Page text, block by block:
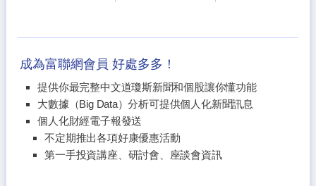
成為富聯網會員 好處多多！
提供你最完整中文道瓊斯新聞和個股讓你懂功能
大數據（Big Data）分析可提供個人化新聞訊息
個人化財經電子報發送
不定期推出各項好康優惠活動
第一手投資講座、研討會、座談會資訊